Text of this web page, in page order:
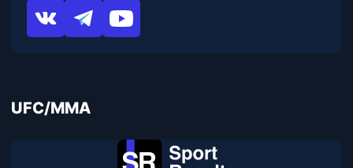
UFC/MMA